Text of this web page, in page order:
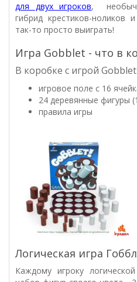
для двух игроков,
гибрид крестиков-
так-то просто выиграть!
Игра Gobblet - что в
В коробке с игрой
игровое поле с 16
24 деревянные фигуры
правила игры
Логическая игра
Каждому игроку